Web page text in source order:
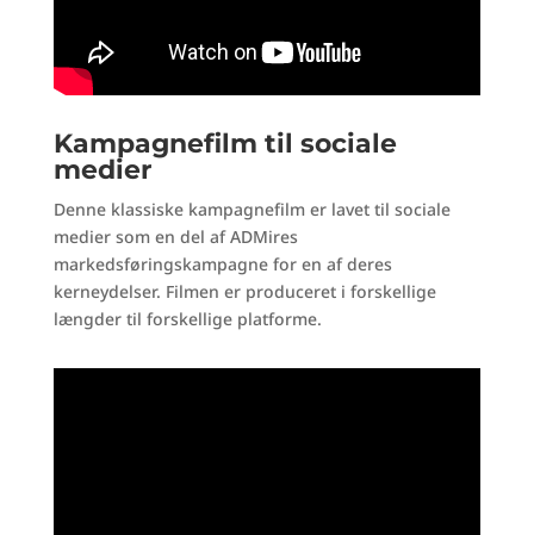
Kampagnefilm til sociale
medier
Denne klassiske kampagnefilm er lavet til sociale
medier som en del af ADMires
markedsføringskampagne for en af deres
kerneydelser. Filmen er produceret i forskellige
længder til forskellige platforme.